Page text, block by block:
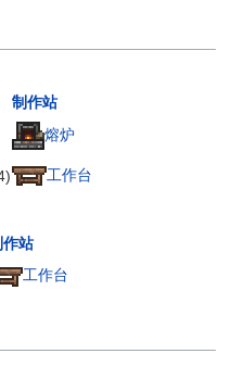
制作站
熔炉
工作台
作站
工作台